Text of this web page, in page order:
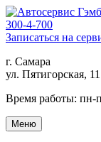
300-4-700
Записаться на
г. Самара
ул. Пятигорская, 11
Время работы: пн-
Меню